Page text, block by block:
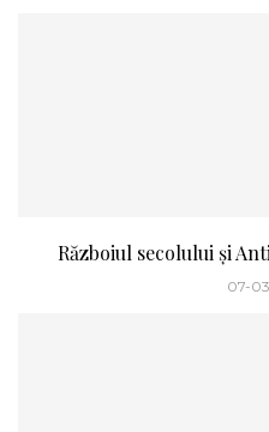
Războiul secolului și
07-